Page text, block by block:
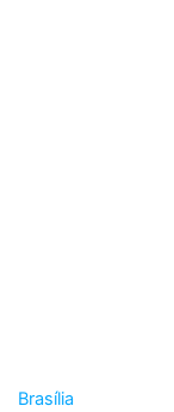
Brasília